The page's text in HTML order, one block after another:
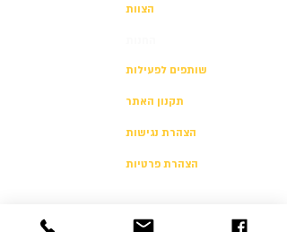
הצוות
שותפים לפעילות
תקנון האתר
הצהרת נגישות
הצהרת פרטיות